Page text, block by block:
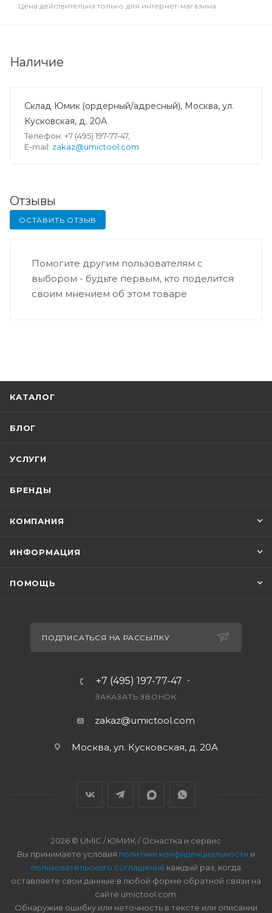
Цена действительна только для интернет-магазина
Наличие
Склад Юмик (ордерный/адресный), Москва, ул.
Кусковская, д. 20А
Телефон: +7 (495) 197-77-47,
E-mail: zakaz@umictool.com
Отзывы
ОСТАВИТЬ ОТЗЫВ
Помогите другим пользователям с
выбором - будьте первым, кто поделится
своим мнением об этом товаре
КАТАЛОГ
БЛОГ
УСЛУГИ
БРЕНДЫ
КОМПАНИЯ
ИНФОРМАЦИЯ
ПОМОЩЬ
ПОДПИСАТЬСЯ НА РАССЫЛКУ
+7 (495) 197-77-47
ЗАКАЗАТЬ ЗВОНОК
zakaz@umictool.com
Москва, ул. Кусковская, д. 20А
2026 © UMIC / ЮМИК / Оснастка и сервис
Вы принимаете условия политики конфиденциальности и
пользовательского соглашения каждый раз, когда
оставляете свои данные в любой форме обратной связи на
сайте umictool.com.
Обнаружив ошибку или неточность в тексте или описании